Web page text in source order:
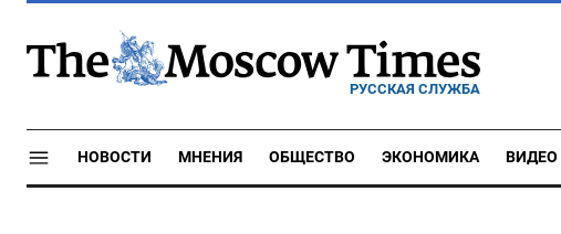
РУССКАЯ СЛУЖБА
НОВОСТИ МНЕНИЯ ОБЩЕСТВО ЭКОНОМИКА ВИДЕО